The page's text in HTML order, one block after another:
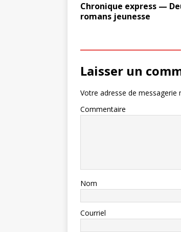
Chronique express —
romans jeunesse
Laisser un
Votre adresse de messagerie
Commentaire
Nom
Courriel